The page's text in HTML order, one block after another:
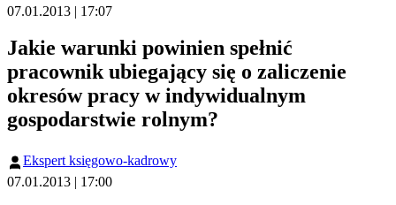
07.01.2013 | 17:07
Jakie warunki powinien spełnić
pracownik ubiegający się o zaliczenie
okresów pracy w indywidualnym
gospodarstwie rolnym?
Ekspert księgowo-kadrowy
07.01.2013 | 17:00